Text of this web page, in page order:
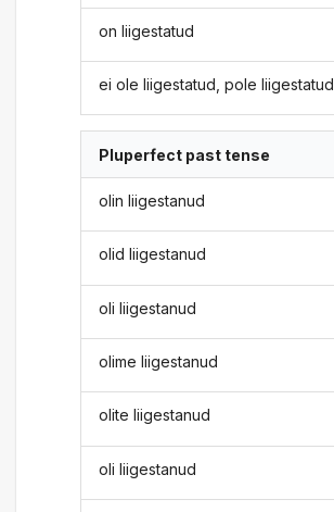
on liigestatud
ei ole liigestatud, pole liigestatud
Pluperfect past tense
olin liigestanud
olid liigestanud
oli liigestanud
olime liigestanud
olite liigestanud
oli liigestanud